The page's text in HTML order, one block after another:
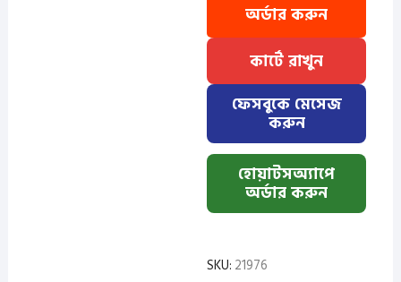
Print
Black
Small
quantity
কার্টে রাখুন
অর্ডার করুন
ফেসবুকে মেসেজ
করুন
হোয়াটসঅ্যাপে
অর্ডার করুন
SKU: 21976